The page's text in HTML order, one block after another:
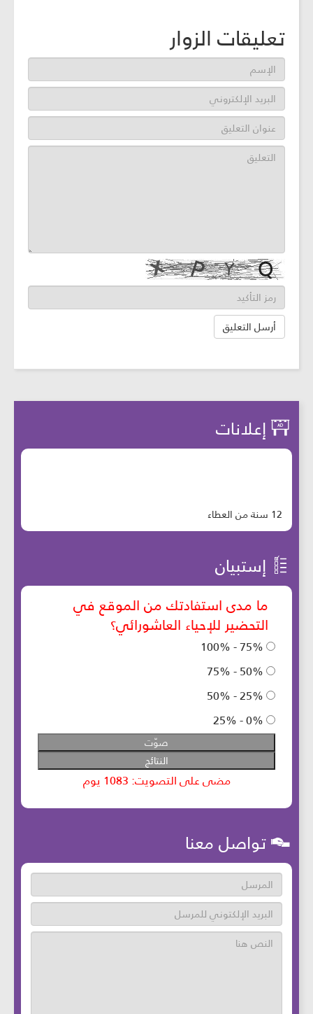
تعليقات الزوار
إعلانات
12 سنة من العطاء
إستبيان
تواصل معنا